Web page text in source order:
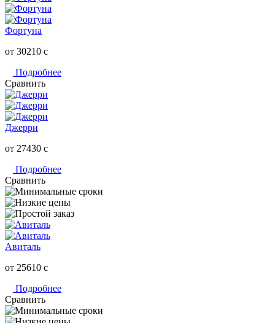
Фортуна
от 30210 c
Подробнее
Сравнить
Джерри
от 27430 c
Подробнее
Сравнить
Авиталь
от 25610 c
Подробнее
Сравнить